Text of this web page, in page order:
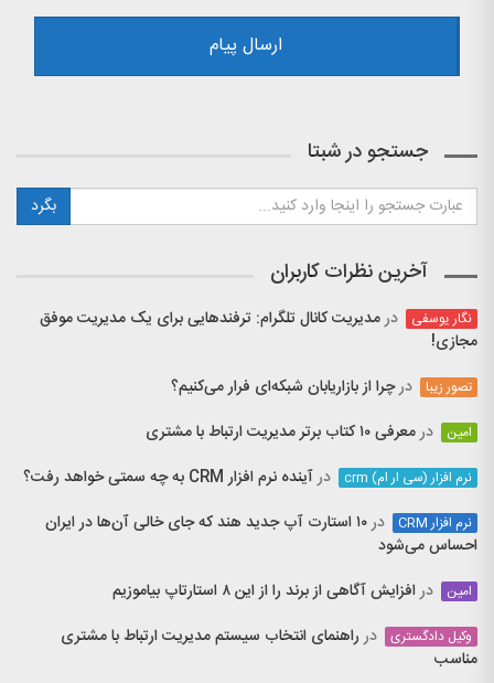
جستجو در شبتا
آخرین نظرات کاربران
نگار یوسفی درمدیریت کانال تلگرام: ترفندهایی برای یک مدیریت موفق
مجازی!
تصور زیبا درچرا از بازاریابان شبکه‌ای فرار می‌کنیم؟
امین درمعرفی ۱۰ کتاب برتر مدیریت ارتباط با مشتری
نرم افزار (سی ار ام) crm درآینده نرم افزار CRM به چه سمتی خواهد رفت؟
نرم افزار CRM در
۱۰ استارت آپ جدید هند که جای خالی آن‌ها در ایران
احساس می‌شود
امین درافزایش آگاهی از برند را از این ۸ استارتاپ بیاموزیم
وکیل دادگستری در راهنمای انتخاب سیستم مدیریت ارتباط با مشتری
مناسب